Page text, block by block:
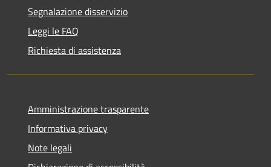
Segnalazione disservizio
Leggi le FAQ
Richiesta di assistenza
Amministrazione trasparente
Informativa privacy
Note legali